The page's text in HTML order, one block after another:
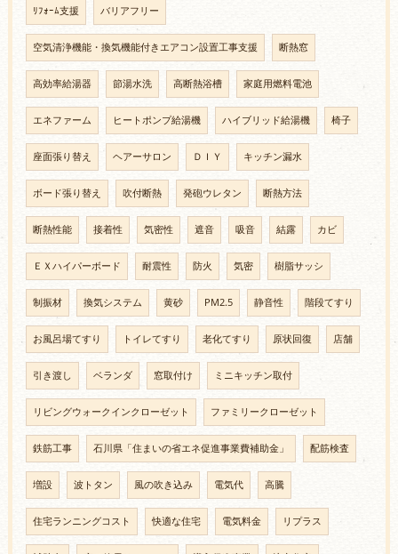
ﾘﾌｫｰﾑ支援 バリアフリー
空気清浄機能・換気機能付きエアコン設置工事支援 断熱窓
高効率給湯器 節湯水洗 高断熱浴槽 家庭用燃料電池
エネファーム ヒートポンプ給湯機 ハイブリッド給湯機 椅子
座面張り替え ヘアーサロン ＤＩＹ キッチン漏水
ボード張り替え 吹付断熱 発砲ウレタン 断熱方法
断熱性能 接着性 気密性 遮音 吸音 結露 カビ
ＥＸハイパーボード 耐震性 防火 気密 樹脂サッシ
制振材 換気システム 黄砂 PM2.5 静音性 階段てすり
お風呂場てすり トイレてすり 老化てすり 原状回復 店舗
引き渡し ベランダ 窓取付け ミニキッチン取付
リビングウォークインクローゼット ファミリークローゼット
鉄筋工事 石川県「住まいの省エネ促進事業費補助金」 配筋検査
増設 波トタン 風の吹き込み 電気代 高騰
住宅ランニングコスト 快適な住宅 電気料金 リプラス